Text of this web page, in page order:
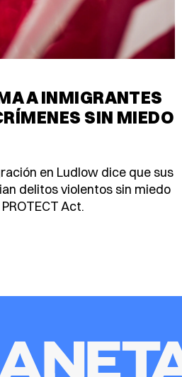
A INMIGRANTES
SIN MIEDO
en Ludlow dice que sus
delitos violentos sin miedo
Act.